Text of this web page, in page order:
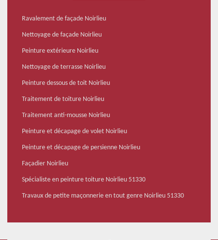
Ravalement de façade Noirlieu
Nettoyage de façade Noirlieu
Peinture extérieure Noirlieu
Nettoyage de terrasse Noirlieu
Peinture dessous de toit Noirlieu
Traitement de toiture Noirlieu
Traitement anti-mousse Noirlieu
Peinture et décapage de volet Noirlieu
Peinture et décapage de persienne Noirlieu
Façadier Noirlieu
Spécialiste en peinture toiture Noirlieu 51330
Travaux de petite maçonnerie en tout genre Noirlieu 51330